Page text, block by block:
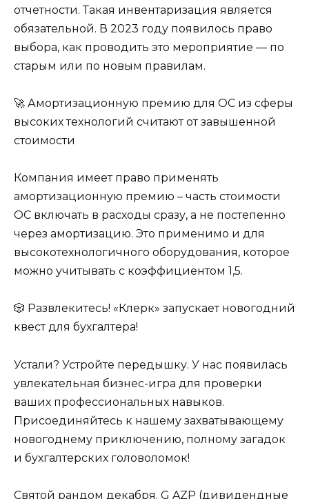
отчетности. Такая инвентаризация является
обязательной. В 2023 году появилось право
выбора, как проводить это мероприятие — по
старым или по новым правилам.
🚀 Амортизационную премию для ОС из сферы
высоких технологий считают от завышенной
стоимости
Компания имеет право применять
амортизационную премию – часть стоимости
ОС включать в расходы сразу, а не постепенно
через амортизацию. Это применимо и для
высокотехнологичного оборудования, которое
можно учитывать с коэффициентом 1,5.
🎲 Развлекитесь! «Клерк» запускает новогодний
квест для бухгалтера!
Устали? Устройте передышку. У нас появилась
увлекательная бизнес-игра для проверки
ваших профессиональных навыков.
Присоединяйтесь к нашему захватывающему
новогоднему приключению, полному загадок
и бухгалтерских головоломок!
Святой рандом декабря. G AZP (дивидендные